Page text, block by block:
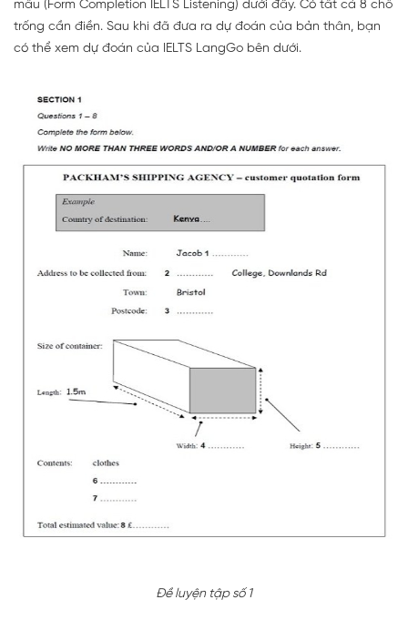
mẫu (Form Completion IELTS Listening) dưới đây. Có tất cả 8 chỗ
trống cần điền. Sau khi đã đưa ra dự đoán của bản thân, bạn
có thể xem dự đoán của IELTS LangGo bên dưới.
Đề luyện tập số 1